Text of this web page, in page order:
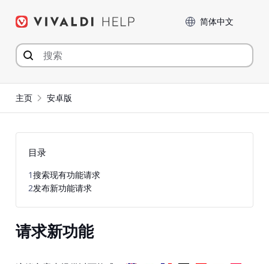
Language
主页 安卓版
请求新功能
目录
1搜索现有功能请求
2发布新功能请求